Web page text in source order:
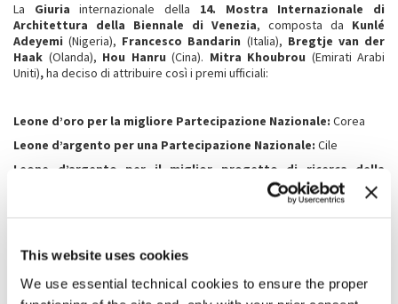
This website uses cookies
We use essential technical cookies to ensure the proper
La Giuria internazionale della 14. Mostra Internazionale di
Architettura
della Biennale di Venezia, composta da Kunlé
Adeyemi(Nigeria), Francesco Bandarin (Italia), Bregtje van der
Haak (Olanda), Hou Hanru (Cina). Mitra Khoubrou (Emirati Arabi
Uniti),ha deciso di attribuire così i premi ufficiali:
Leone d’oro per la migliore Partecipazione Nazionale: Corea
Leone d’argento per una Partecipazione Nazionale: Cile
Leone d’argento per il miglior progetto di ricerca della
Sales Oddity. Milano 2 and the Politics of Direct-
to-home TV Urbanism di Andrés Jaque/Office for Political Innovation
Menzioni specialiai progetti di ricerca della sezione
- Radical Pedagogies: ACTION-REACTION-INTERACTION di Beatriz